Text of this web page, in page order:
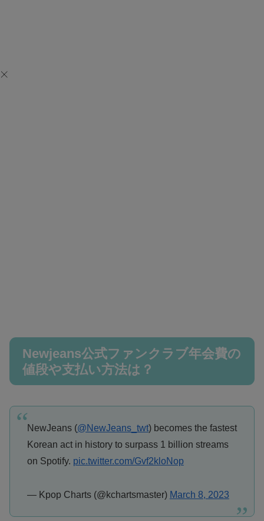
Newjeans公式ファンクラブ年会費の
値段や支払い方法は？
NewJeans (@NewJeans_twt) becomes the fastest
Korean act in history to surpass 1 billion streams
on Spotify. pic.twitter.com/Gvf2kloNop
— Kpop Charts (@kchartsmaster) March 8, 2023